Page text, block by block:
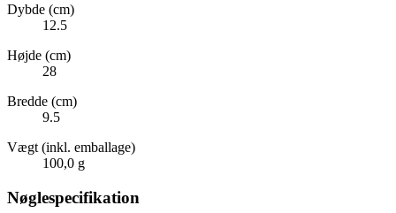
Dybde (cm)
12.5
Højde (cm)
28
Bredde (cm)
9.5
Vægt (inkl. emballage)
100,0 g
Nøglespecifikation